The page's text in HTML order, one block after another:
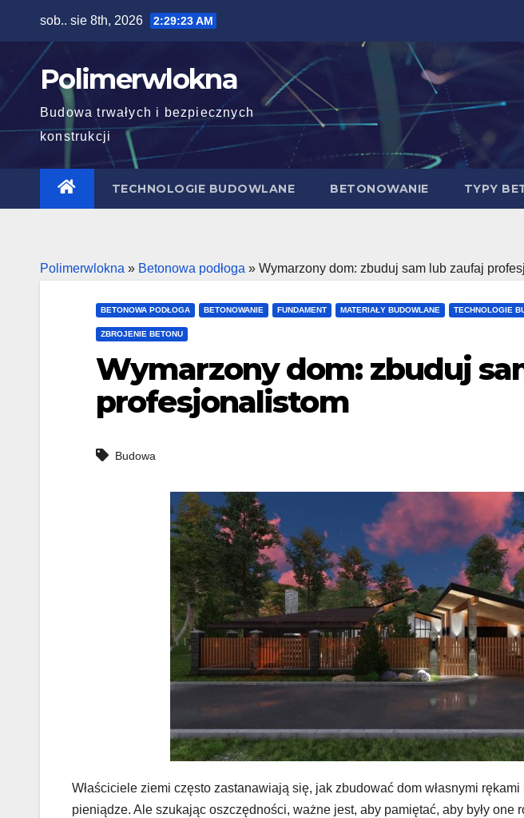
content
sob.. sie 8th, 2026 2:29:24 AM
Polimerwlokna
Budowa trwałych i bezpiecznych
konstrukcji
TECHNOLOGIE BUDOWLANE BETONOWANIE TYPY
Polimerwlokna » Betonowa podłoga » Wymarzony dom: zbuduj sam lub zaufaj
BETONOWA PODŁOGA BETONOWANIE FUNDAMENT MATERIAŁY BUDOWLANE TECHNOLOGIE
ZBROJENIE BETONU
Wymarzony dom: zbuduj
profesjonalistom
Budowa
Właściciele ziemi często zastanawiają się, jak zbudować dom własnymi
pieniądze. Ale szukając oszczędności, ważne jest, aby pamiętać, aby były one